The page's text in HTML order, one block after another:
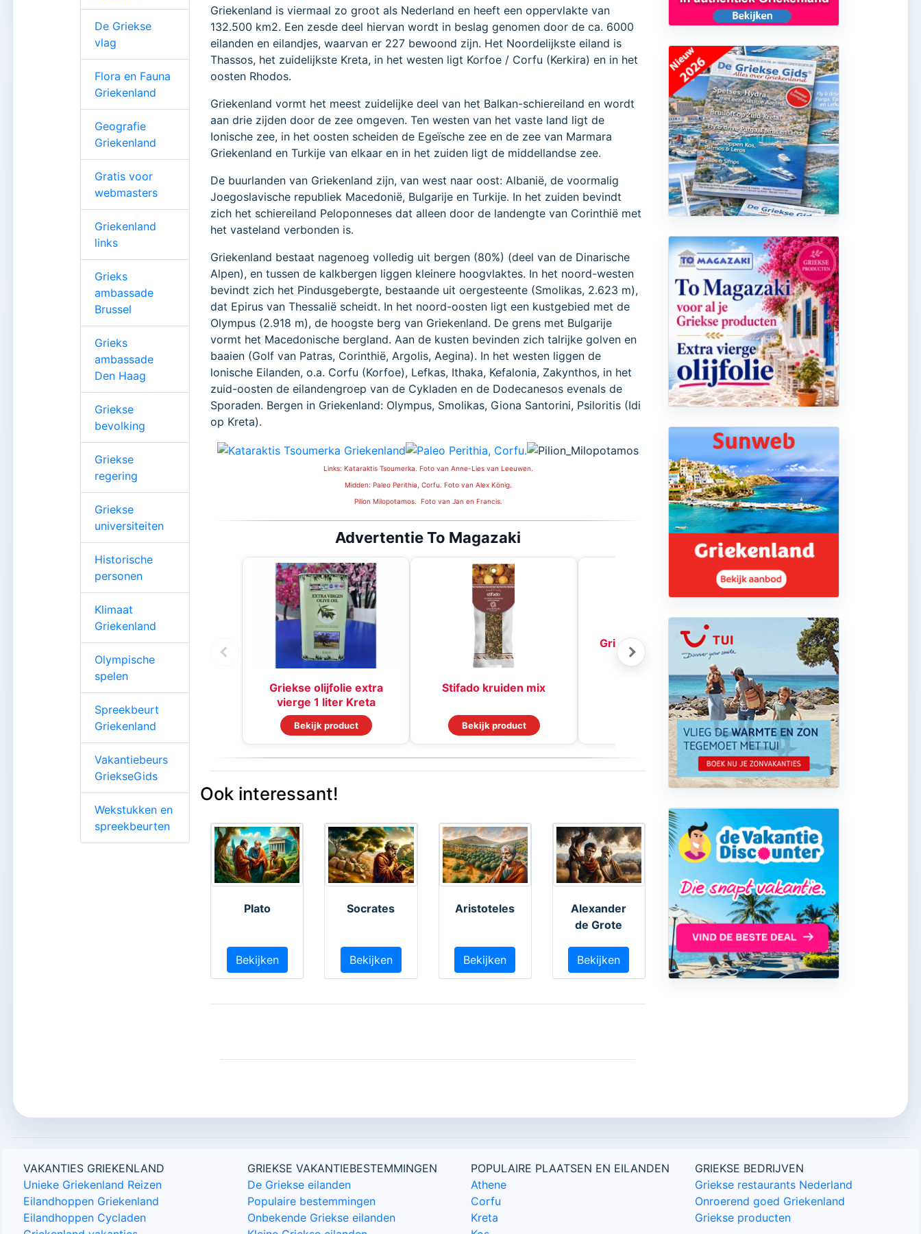
Griekenland is viermaal zo groot als Nederland en heeft een oppervlakte van
132.500 km2. Een zesde deel hiervan wordt in beslag genomen door de ca. 6000
eilanden en eilandjes, waarvan er 227 bewoond zijn. Het Noordelijkste eiland is
Thassos, het zuidelijkste Kreta, in het westen ligt Korfoe / Corfu (Kerkira) en in het
oosten Rhodos.
Griekenland vormt het meest zuidelijke deel van het Balkan-schiereiland en wordt
aan drie zijden door de zee omgeven. Ten westen van het vaste land ligt de
Ionische zee, in het oosten scheiden de Egeïsche zee en de zee van Marmara
Griekenland en Turkije van elkaar en in het zuiden ligt de middellandse zee.
De buurlanden van Griekenland zijn, van west naar oost: Albanië, de voormalig
Joegoslavische republiek Macedonië, Bulgarije en Turkije. In het zuiden bevindt
zich het schiereiland Peloponneses dat alleen door de landengte van Corinthië met
het vasteland verbonden is.
Griekenland bestaat nagenoeg volledig uit bergen (80%) (deel van de Dinarische
Alpen), en tussen de kalkbergen liggen kleinere hoogvlaktes. In het noord-westen
bevindt zich het Pindusgebergte, bestaande uit oergesteente (Smolikas, 2.623 m),
dat Epirus van Thessalië scheidt. In het noord-oosten ligt een kustgebied met de
Olympus (2.918 m), de hoogste berg van Griekenland. De grens met Bulgarije
vormt het Macedonische bergland. Aan de kusten bevinden zich talrijke golven en
baaien (Golf van Patras, Corinthië, Argolis, Aegina). In het westen liggen de
lonische Eilanden, o.a. Corfu (Korfoe), Lefkas, Ithaka, Kefalonia, Zakynthos, in het
zuid-oosten de eilandengroep van de Cykladen en de Dodecanesos evenals de
Sporaden. Bergen in Griekenland: Olympus, Smolikas, Giona Santorini, Psiloritis (Idi
op Kreta).
Links: Kataraktis Tsoumerka. Foto van Anne-Lies van Leeuwen.
Midden: Paleo Perithia, Corfu. Foto van Alex König.
Pilion Milopotamos. Foto van Jan en Francis.
Advertentie To Magazaki
Griekse olijfolie extra
vierge 1 liter Kreta
Bekijk product
Stifado kruiden mix
Bekijk product
Griekse Gids Glossy 18
Zomer
Bekijk product
Griekse honing
Bekijk product
Ook interessant!
Plato
Bekijken
Socrates
Bekijken
Aristoteles
Bekijken
Alexander
de Grote
Bekijken
De Griekse
vlag
Flora en Fauna
Griekenland
Geografie
Griekenland
Gratis voor
webmasters
Griekenland
links
Grieks
ambassade
Brussel
Grieks
ambassade
Den Haag
Griekse
bevolking
Griekse
regering
Griekse
universiteiten
Historische
personen
Klimaat
Griekenland
Olympische
spelen
Spreekbeurt
Griekenland
Vakantiebeurs
GriekseGids
Wekstukken en
spreekbeurten
VAKANTIES GRIEKENLAND
Unieke Griekenland Reizen
Eilandhoppen Griekenland
Eilandhoppen Cycladen
GRIEKSE VAKANTIEBESTEMMINGEN
De Griekse eilanden
Populaire bestemmingen
Onbekende Griekse eilanden
POPULAIRE PLAATSEN EN EILANDEN
Athene
Corfu
Kreta
GRIEKSE BEDRIJVEN
Griekse restaurants Nederland
Onroerend goed Griekenland
Griekse producten